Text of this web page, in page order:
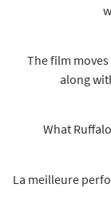
The film
along
What
La meilleure